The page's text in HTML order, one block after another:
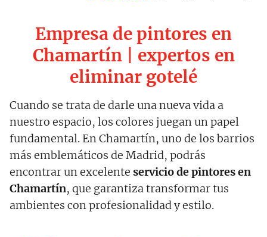
Empresa de pintores en
Chamartín | expertos en
eliminar gotelé
Cuando se trata de darle una nueva vida a
nuestro espacio, los colores juegan un papel
fundamental. En Chamartín, uno de los barrios
más emblemáticos de Madrid, podrás
encontrar un excelente servicio de pintores en
Chamartín, que garantiza transformar tus
ambientes con profesionalidad y estilo.